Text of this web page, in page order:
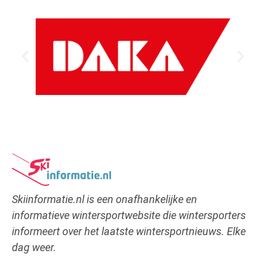
Skiinformatie.nl is een onafhankelijke en
informatieve wintersportwebsite die wintersporters
informeert over het laatste wintersportnieuws. Elke
dag weer.